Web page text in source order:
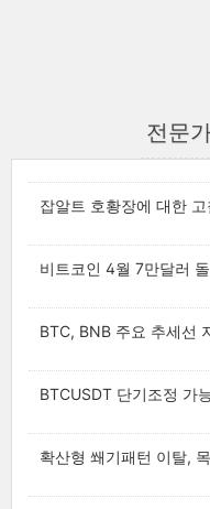
전문
잡알트 호황장에 대한
비트코인 4월 7만달러
BTC, BNB 주요 추세선
BTCUSDT 단기조정 가
확산형 쐐기패턴 이탈,